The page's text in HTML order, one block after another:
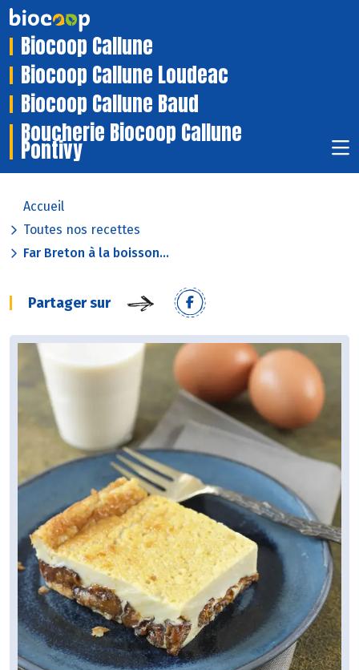
Biocoop Callune
Biocoop Callune Loudeac
Biocoop Callune Baud
Boucherie Biocoop Callune
Pontivy
Accueil
Toutes nos recettes
Far Breton à la boisson...
Partager sur